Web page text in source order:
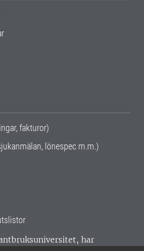
fakturor)
lönespec m.m.)
har